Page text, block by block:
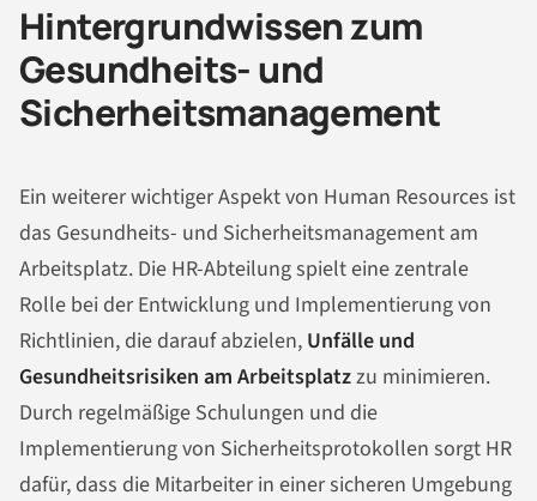
Hintergrundwissen zum
Gesundheits- und
Sicherheitsmanagement
Ein weiterer wichtiger Aspekt von Human Resources ist
das Gesundheits- und Sicherheitsmanagement am
Arbeitsplatz. Die HR-Abteilung spielt eine zentrale
Rolle bei der Entwicklung und Implementierung von
Richtlinien, die darauf abzielen, Unfälle und
Gesundheitsrisiken am Arbeitsplatzzu minimieren.
Durch regelmäßige Schulungen und die
Implementierung von Sicherheitsprotokollen sorgt HR
dafür, dass die Mitarbeiter in einer sicheren Umgebung